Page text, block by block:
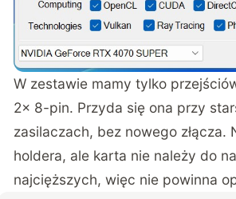
W zestawie mamy tylko
2x 8-pin. Przyda się ona przy
zasilaczach, bez nowego złącza.
holdera, ale karta nie należy do
najcięższych, więc nie powinna